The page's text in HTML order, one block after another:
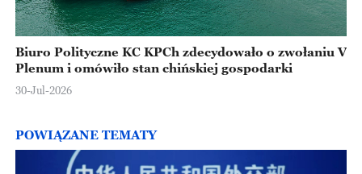
Biuro Polityczne KC KPCh zdecydowało o zwołaniu V
Plenum i omówiło stan chińskiej gospodarki
30-Jul-2026
POWIĄZANE TEMATY